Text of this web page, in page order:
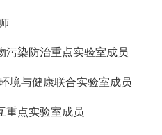
污染防治重点实验室成员
境与健康联合实验室成员
重点实验室成员